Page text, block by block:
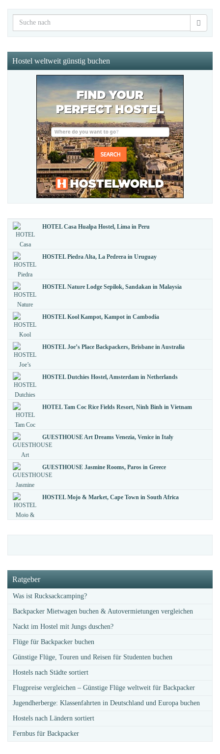
Hostel weltweit günstig buchen
HOTEL Casa Hualpa Hostel, Lima in Peru
HOSTEL Piedra Alta, La Pedrera in Uruguay
HOSTEL Nature Lodge Sepilok, Sandakan in Malaysia
HOSTEL Kool Kampot, Kampot in Cambodia
HOSTEL Joe’s Place Backpackers, Brisbane in Australia
HOSTEL Dutchies Hostel, Amsterdam in Netherlands
HOTEL Tam Coc Rice Fields Resort, Ninh Binh in Vietnam
GUESTHOUSE Art Dreams Venezia, Venice in Italy
GUESTHOUSE Jasmine Rooms, Paros in Greece
HOSTEL Mojo & Market, Cape Town in South Africa
Ratgeber
Was ist Rucksackcamping?
Backpacker Mietwagen buchen & Autovermietungen vergleichen
Nackt im Hostel mit Jungs duschen?
Flüge für Backpacker buchen
Günstige Flüge, Touren und Reisen für Studenten buchen
Hostels nach Städte sortiert
Flugpreise vergleichen – Günstige Flüge weltweit für Backpacker
Jugendherberge: Klassenfahrten in Deutschland und Europa buchen
Hostels nach Ländern sortiert
Fernbus für Backpacker